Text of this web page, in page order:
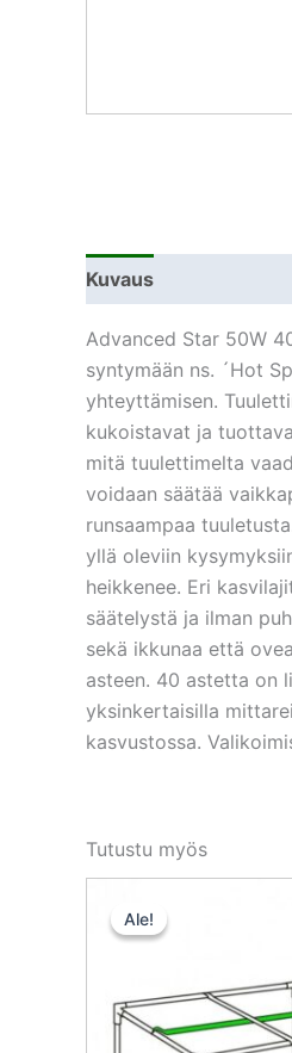
Kuvaus
Advanced Star 50W
syntymään ns. ´Hot
yhteyttämisen.
kukoistavat ja
mitä tuulettimelta
voidaan säätää
runsaampaa
yllä oleviin
heikkenee. Eri
säätelystä ja ilman
sekä ikkunaa että
asteen. 40 astetta on
yksinkertaisilla
kasvustossa.
Tutustu myös
Ale!
Ale!